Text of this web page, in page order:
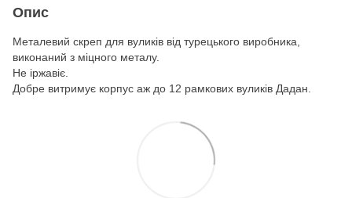
Опис
Металевий скреп для вуликів від турецького виробника,
виконаний з міцного металу.
Не іржавіє.
Добре витримує корпус аж до 12 рамкових вуликів Дадан.